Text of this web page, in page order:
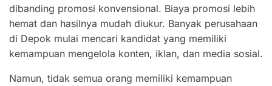
dibanding promosi konvensional. Biaya promosi lebih
hemat dan hasilnya mudah diukur. Banyak perusahaan
di Depok mulai mencari kandidat yang memiliki
kemampuan mengelola konten, iklan, dan media sosial.
Namun, tidak semua orang memiliki kemampuan